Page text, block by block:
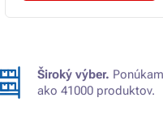
Široký výber.
ako 41000 produktov.